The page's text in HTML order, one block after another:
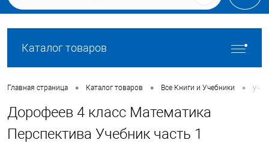
Каталог товаров
Главная страница • Каталог товаров • Все Книги и Учебники •
Дорофеев 4 класс Математика
Перспектива Учебник часть 1